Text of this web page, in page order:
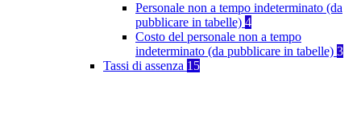
Personale non a tempo indeterminato (da
pubblicare in tabelle) 4
Costo del personale non a tempo
indeterminato (da pubblicare in tabelle) 3
Tassi di assenza 15